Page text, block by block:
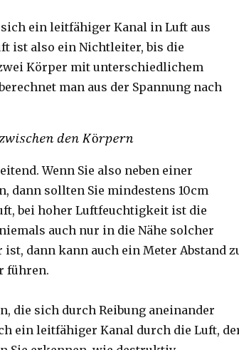
ein leitfähiger Kanal in Luft aus
ist also ein Nichtleiter, bis die
Körper mit unterschiedlichem
man aus der Spannung nach
Wenn Sie also neben einer
dann sollten Sie mindestens 10cm
bei hoher Luftfeuchtigkeit ist die
auch nur in die Nähe solcher
dann kann auch ein Meter Abstand
führen.
die sich durch Reibung aneinander
ein leitfähiger Kanal durch die Luft,